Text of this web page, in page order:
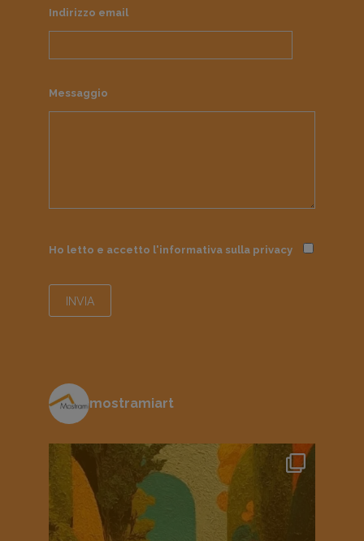
Indirizzo email
Messaggio
Ho letto e accetto l'informativa sulla privacy
mostramiart